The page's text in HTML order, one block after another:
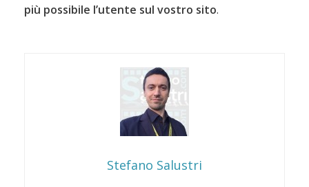
più possibile l’utente sul vostro sito.
Stefano Salustri